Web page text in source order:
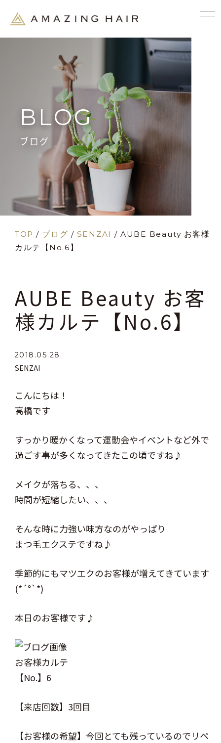
BLOG
ブログ
TOP / ブログ / SENZAI /AUBE Beauty お客様
カルテ【No.6】
AUBE Beauty お客
様カルテ【No.6】
2018.05.28
SENZAI
こんにちは！
高橋です
すっかり暖かくなって運動会やイベントなど外で
過ごす事が多くなってきたこの頃ですね♪
メイクが落ちる、、、
時間が短縮したい、、、
そんな時に力強い味方なのがやっぱり
まつ毛エクステですね♪
季節的にもマツエクのお客様が増えてきています
(*´°`*)
本日のお客様です♪
お客様カルテ
【No.】6
【来店回数】3回目
【お客様の希望】今回とても残っているのでリペ